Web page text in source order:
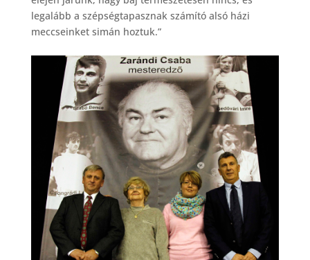
legalább a szépségtapasznak számító alsó házi
meccseinket simán hoztuk.”